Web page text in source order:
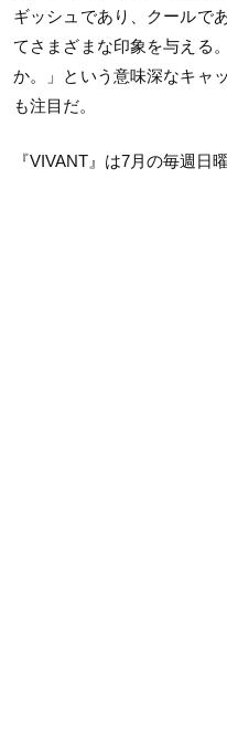
ギッシュであり、クールで
てさまざまな印象を与える
か。」という意味深なキャ
も注目だ。
『VIVANT 』は7月の毎週日